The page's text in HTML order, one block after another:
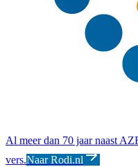
Al meer dan 70 jaar naast AZ
vers.Naar Rodi.nl